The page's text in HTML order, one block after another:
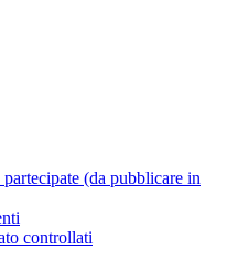
(da pubblicare in
controllati